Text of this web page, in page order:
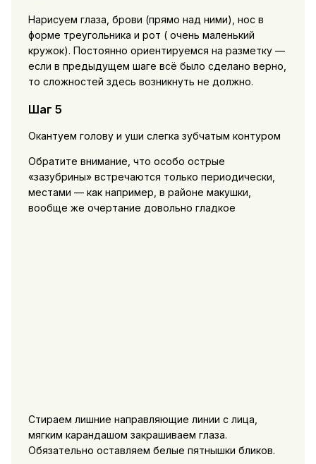
Нарисуем глаза, брови (прямо над ними), нос в
форме треугольника и рот ( очень маленький
кружок). Постоянно ориентируемся на разметку —
если в предыдущем шаге всё было сделано верно,
то сложностей здесь возникнуть не должно.
Шаг 5
Окантуем голову и уши слегка зубчатым контуром
Обратите внимание, что особо острые
«зазубрины» встречаются только периодически,
местами — как например, в районе макушки,
вообще же очертание довольно гладкое
Стираем лишние направляющие линии с лица,
мягким карандашом закрашиваем глаза.
Обязательно оставляем белые пятнышки бликов.